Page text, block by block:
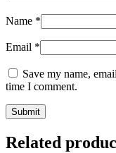
Name *
Email *
Save my name,
time I comment.
Related